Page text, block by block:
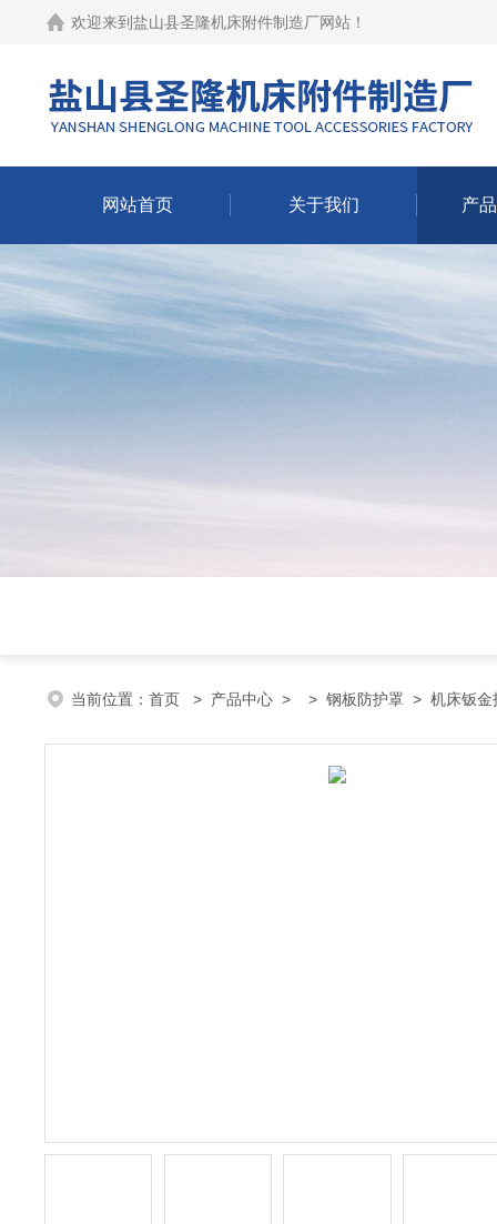
欢迎来到 盐山县圣隆机床附件制造厂网站 ！
网站首页 关于我们 产
当前位置： 首页 > 产品中心 > > 钢板防护罩 > 机床钣金